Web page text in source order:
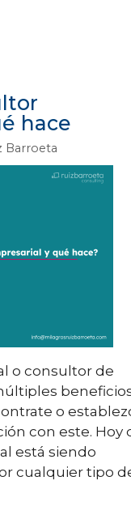
hace
Barroeta
o consultor de
o
con este. Hoy
está siendo
cualquier tipo